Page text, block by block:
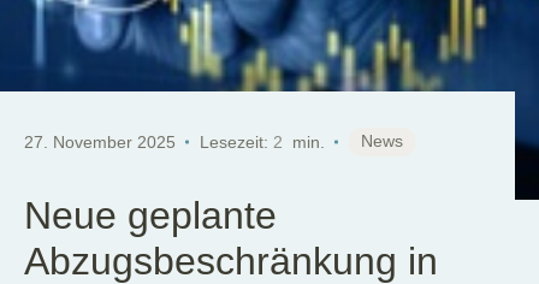
27. November 2025 Lesezeit: 2 min. News
Neue geplante
Abzugsbeschränkung in